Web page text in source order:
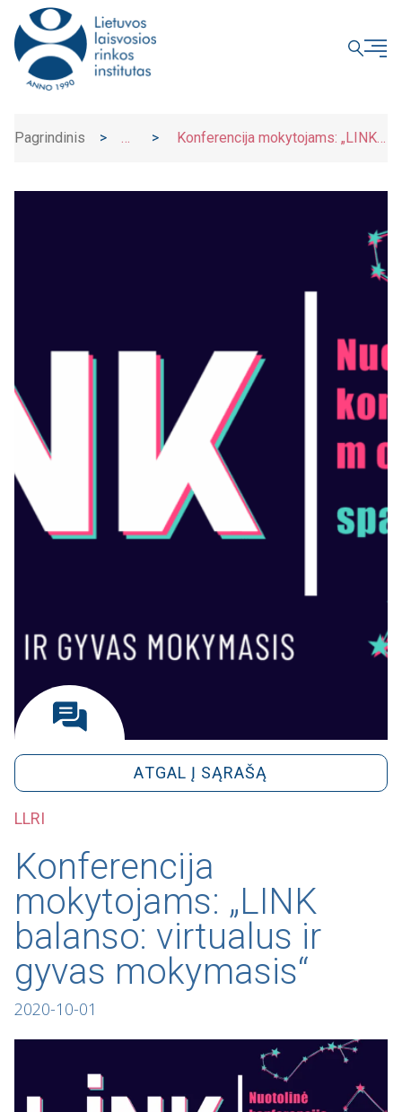
Pagrindinis
>
>
Konferencija mokytojams: „LINK
ATGAL Į SĄRAŠĄ
LLRI
Konferencija
mokytojams: „LINK
balanso: virtualus ir
gyvas mokymasis“
2020-10-01
UŽDARYTI